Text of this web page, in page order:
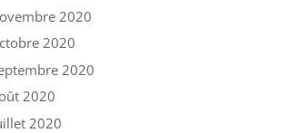
2020
2020
2020
2020
2020